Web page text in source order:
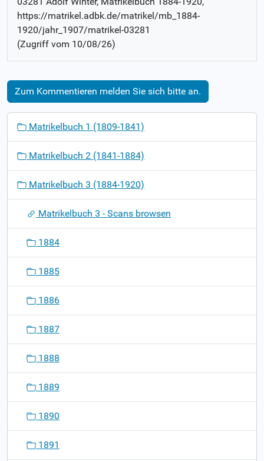
https://matrikel.adbk.de/matrikel/mb_1884-
1920/jahr_1907/matrikel-03281
(Zugriff vom 10/08/26)
Zum Kommentieren melden Sie sich bitte an.
o
Matrikelbuch 1 (1809-1841)
Matrikelbuch 2 (1841-1884)
Matrikelbuch 3 (1884-1920)
Matrikelbuch 3 - Scans browsen
1884
1885
1886
1887
1888
1889
1890
1891